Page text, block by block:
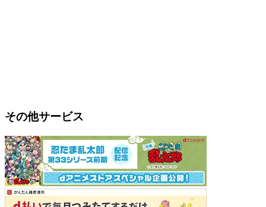
その他サービス